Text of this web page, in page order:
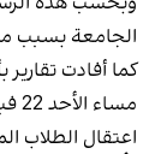
الجامعة بسبب
كما أفادت
اعتقال الطلاب